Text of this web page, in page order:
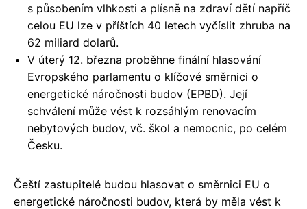
s působením vlhkosti a plísně na zdraví dětí napříč
celou EU lze v příštích 40 letech vyčíslit zhruba na
62 miliard dolarů.
V úterý 12. března proběhne finální hlasování
Evropského parlamentu o klíčové směrnici o
energetické náročnosti budov (EPBD). Její
schválení může vést k rozsáhlým renovacím
nebytových budov, vč. škol a nemocnic, po celém
Česku.
Čeští zastupitelé budou hlasovat o směrnici EU o
energetické náročnosti budov, která by měla vést k